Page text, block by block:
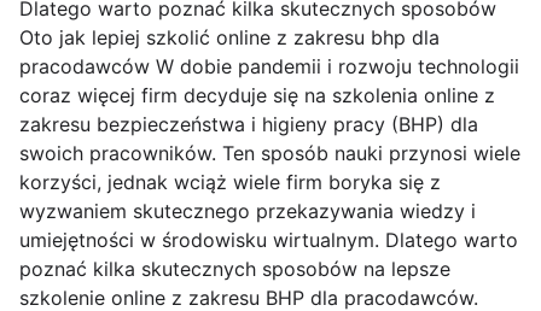
Dlatego warto poznać kilka skutecznych sposobów
Oto jak lepiej szkolić online z zakresu bhp dla
pracodawców W dobie pandemii i rozwoju technologii
coraz więcej firm decyduje się na szkolenia online z
zakresu bezpieczeństwa i higieny pracy (BHP) dla
swoich pracowników. Ten sposób nauki przynosi wiele
korzyści, jednak wciąż wiele firm boryka się z
wyzwaniem skutecznego przekazywania wiedzy i
umiejętności w środowisku wirtualnym. Dlatego warto
poznać kilka skutecznych sposobów na lepsze
szkolenie online z zakresu BHP dla pracodawców.